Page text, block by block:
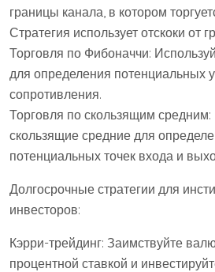
границы канала, в котором
Стратегия использует отскоки от
Торговля по Фибоначчи:
для определения потенциальных
сопротивления.
Торговля по скользящим средним:
скользящие средние для
потенциальных точек входа и
Долгосрочные стратегии для
инвесторов:
Кэрри-трейдинг: Заимствуйте
процентной ставкой и